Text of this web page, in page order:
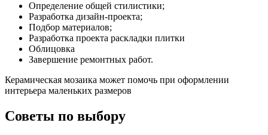
Определение общей стилистики;
Разработка дизайн-проекта;
Подбор материалов;
Разработка проекта раскладки плитки
Облицовка
Завершение ремонтных работ.
Керамическая мозаика может помочь при оформлении
интерьера маленьких размеров
Советы по выбору